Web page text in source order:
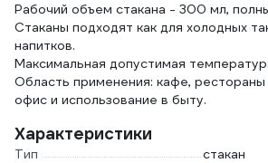
Рабочий объем стакана - 300 мл,
Стаканы подходят как для холодных
напитков.
Максимальная допустимая
Область применения: кафе, рестораны
офис и использование в быту.
Характеристики
Тип
стакан